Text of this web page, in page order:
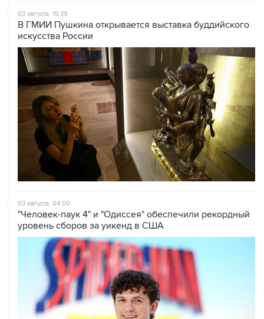
03 августа, 15:39
В ГМИИ Пушкина открывается выставка буддийского
искусства России
03 августа, 04:00
"Человек-паук 4" и "Одиссея" обеспечили рекордный
уровень сборов за уикенд в США